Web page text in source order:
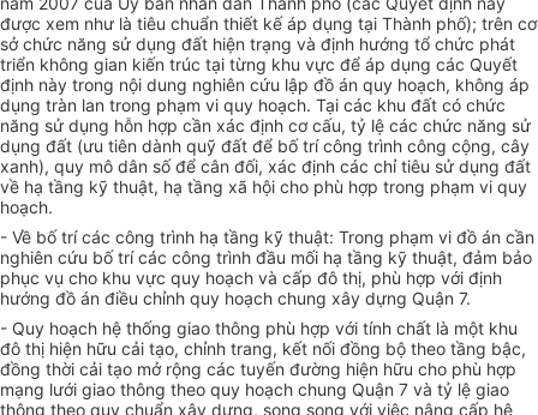
được xem như là tiêu chuẩn thiết kế áp dụng tại Thành phố); trên cơ
sở chức năng sử dụng đất hiện trạng và định hướng tổ chức phát
triển không gian kiến trúc tại từng khu vực để áp dụng các Quyết
định này trong nội dung nghiên cứu lập đồ án quy hoạch, không áp
dụng tràn lan trong phạm vi quy hoạch. Tại các khu đất có chức
năng sử dụng hỗn hợp cần xác định cơ cấu, tỷ lệ các chức năng sử
dụng đất (ưu tiên dành quỹ đất để bố trí công trình công cộng, cây
xanh), quy mô dân số để cân đối, xác định các chỉ tiêu sử dụng đất
về hạ tầng kỹ thuật, hạ tầng xã hội cho phù hợp trong phạm vi quy
hoạch.
- Về bố trí các công trình hạ tầng kỹ thuật: Trong phạm vi đồ án cần
nghiên cứu bố trí các công trình đầu mối hạ tầng kỹ thuật, đảm bảo
phục vụ cho khu vực quy hoạch và cấp đô thị, phù hợp với định
hướng đồ án điều chỉnh quy hoạch chung xây dựng Quận 7.
- Quy hoạch hệ thống giao thông phù hợp với tính chất là một khu
đô thị hiện hữu cải tạo, chỉnh trang, kết nối đồng bộ theo tầng bậc,
đồng thời cải tạo mở rộng các tuyến đường hiện hữu cho phù hợp
mạng lưới giao thông theo quy hoạch chung Quận 7 và tỷ lệ giao
thông theo quy chuẩn xây dựng, song song với việc nâng cấp hệ